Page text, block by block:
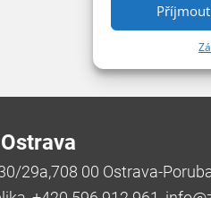
Příjmout
29a,708 00 Ostrava-